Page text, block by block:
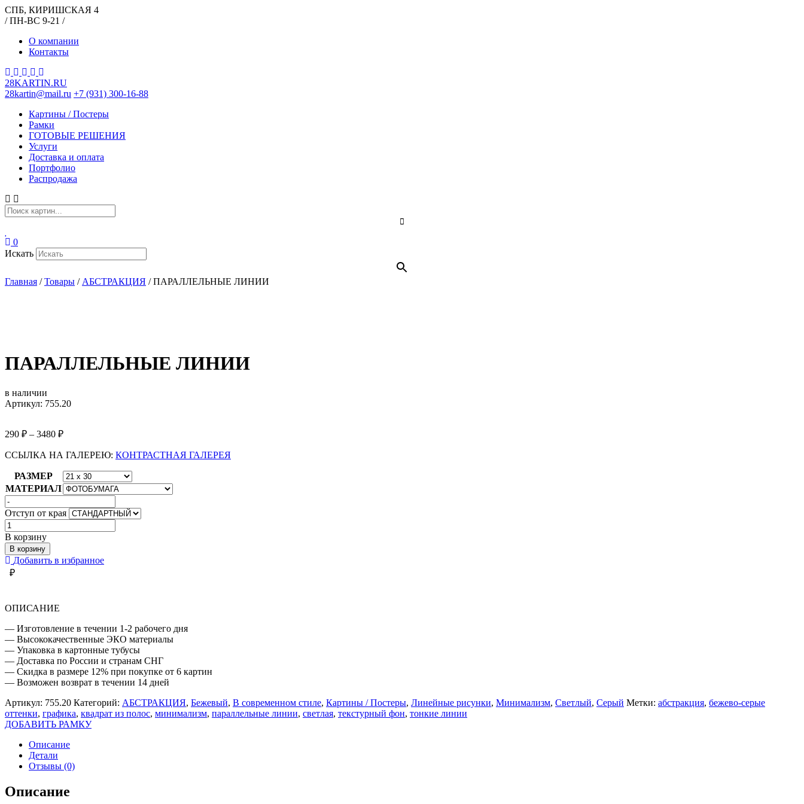
СПБ, КИРИШСКАЯ 4
/ ПН-ВС 9-21 /
О компании
Контакты
28KARTIN.RU
28kartin@mail.ru +7 (931) 300-16-88
Картины / Постеры
Рамки
ГОТОВЫЕ РЕШЕНИЯ
Услуги
Доставка и оплата
Портфолио
Распродажа
0
Искать
Главная /Товары / АБСТРАКЦИЯ /ПАРАЛЛЕЛЬНЫЕ ЛИНИИ
ПАРАЛЛЕЛЬНЫЕ ЛИНИИ
в наличии
Артикул: 755.20
290 ₽ – 3480 ₽
ССЫЛКА НА ГАЛЕРЕЮ: КОНТРАСТНАЯ ГАЛЕРЕЯ
РАЗМЕР
МАТЕРИАЛ
Отступ от края
Количество
товара
ПАРАЛЛЕЛЬНЫЕ
ЛИНИИ
В корзину
В корзину
Добавить в избранное
₽
ОПИСАНИЕ
— Изготовление в течении 1-2 рабочего дня
— Высококачественные ЭКО материалы
— Упаковка в картонные тубусы
— Доставка по России и странам СНГ
— Скидка в размере 12% при покупке от 6 картин
— Возможен возврат в течении 14 дней
Артикул: 755.20 Категорий: АБСТРАКЦИЯ, Бежевый, В современном стиле, Картины / Постеры, Линейные рисунки, Минимализм, Светлый, Серый Метки: абстракция, бежево-серые
оттенки, графика, квадрат из полос, минимализм, параллельные линии, светлая, текстурный фон, тонкие линии
ДОБАВИТЬ РАМКУ
Описание
Детали
Отзывы (0)
Описание